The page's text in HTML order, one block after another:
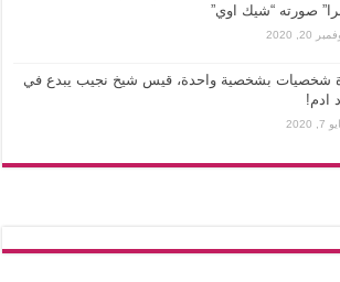
صورته “شيك اوي”
20, 2020
شخصيات بشخصية واحدة، قيس شيخ نجيب يبدع في
ادم!
2020